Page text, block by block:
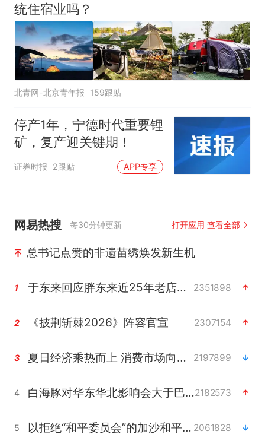
统住宿业吗？
北青网-北京青年报 159跟贴
停产1年，宁德时代重要锂
矿，复产迎关键期！
证券时报 2跟贴 APP专享
网易热搜 每30分钟更新 打开应用 查看全部
总书记点赞的非遗苗绣焕发新生机
1 于东来回应胖东来近25年老店年底关闭 2351898
2 《披荆斩棘2026》阵容官宣 2307154
3 夏日经济乘热而上 消费市场向新而行 2197899
4 白海豚对华东华北影响会大于巴威2182573
5 以拒绝“和平委员会”的加沙和平计划 2061828